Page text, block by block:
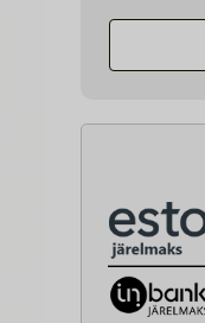
8-
kogus